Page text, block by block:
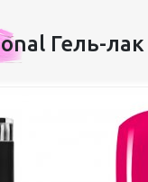
ДЕПИЛЯЦИЯ
БРЕНДЫ
Гель-